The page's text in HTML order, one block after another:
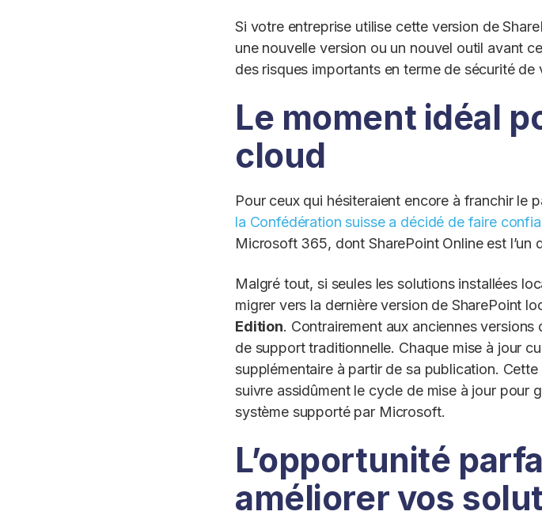
Si votre entreprise utilise cette version de
une nouvelle version ou un nouvel outil avant
des risques importants en terme de sécurité de
Le moment idéal
cloud
Pour ceux qui hésiteraient encore à franchir le
la Confédération suisse a décidé de faire
Microsoft 365, dont SharePoint Online est l’un
Malgré tout, si seules les solutions installées
migrer vers la dernière version de SharePoint
Edition. Contrairement aux anciennes
de support traditionnelle. Chaque mise à jour
supplémentaire à partir de sa publication.
suivre assidûment le cycle de mise à jour pour
système supporté par Microsoft.
L’opportunité
améliorer vos